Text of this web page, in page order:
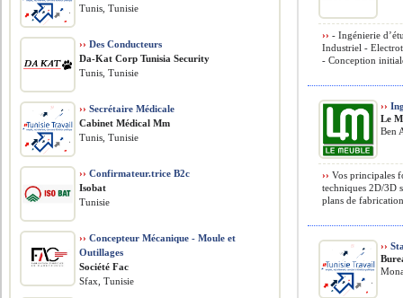
›› - Ingénierie
Industriel -
- Conception
››
Le
Ben
›› Vos principales
techniques 2D/3D
plans de
››
Tunis, Tunisie
›› Des Conducteurs
Da-Kat Corp Tunisia Security
Tunis, Tunisie
›› Secrétaire Médicale
Cabinet Médical Mm
Tunis, Tunisie
›› Confirmateur.trice B2c
Isobat
Tunisie
›› Concepteur Mécanique - Moule et
Outillages
Société Fac
Sfax, Tunisie